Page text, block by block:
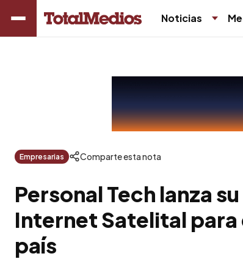
Noticias
Empresarias Comparte esta nota
Personal Tech lanza
Internet Satelital
país